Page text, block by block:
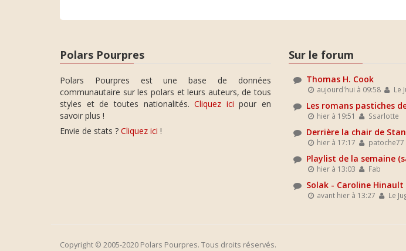
Polars Pourpres
Polars Pourpres est une base de données
communautaire sur les polars et leurs auteurs, de tous
styles et de toutes nationalités.Cliquez ici pour en
savoir plus !
Envie de stats ? Cliquez ici !
Sur le forum
Thomas H. Cook
aujourd'hui à 09:58 Le
Les romans pastiches
hier à 19:51 Ssarlotte
Derrière la chair de
hier à 17:17 patoche77
Playlist de la semaine
hier à 13:03 Fab
Solak - Caroline Hinault
avant hier à 13:27 Le
Copyright © 2005-2020 Polars Pourpres. Tous droits réservés.